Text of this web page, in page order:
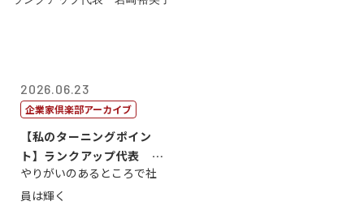
2026.06.23
企業家倶楽部アーカイブ
【私のターニングポイン
ト】ランクアップ代表 岩
崎裕美子
やりがいのあるところで社
員は輝く